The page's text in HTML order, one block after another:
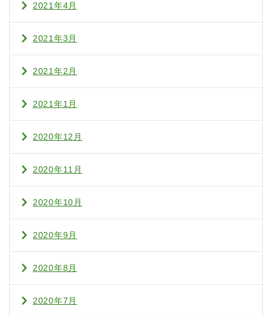
2021年4月
2021年3月
2021年2月
2021年1月
2020年12月
2020年11月
2020年10月
2020年9月
2020年8月
2020年7月